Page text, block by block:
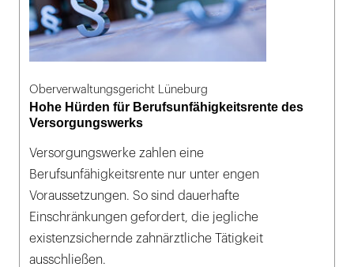
Oberverwaltungsgericht Lüneburg
Hohe Hürden für Berufsunfähigkeitsrente des
Versorgungswerks
Versorgungswerke zahlen eine
Berufsunfähigkeitsrente nur unter engen
Voraussetzungen. So sind dauerhafte
Einschränkungen gefordert, die jegliche
existenzsichernde zahnärztliche Tätigkeit
ausschließen.